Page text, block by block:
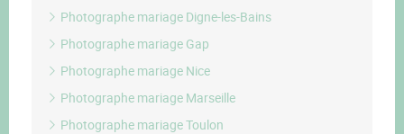
Photographe mariage Digne-les-Bains
Photographe mariage Gap
Photographe mariage Nice
Photographe mariage Marseille
Photographe mariage Toulon